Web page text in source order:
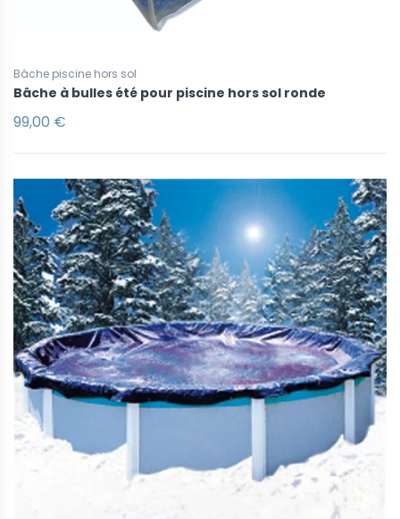
Bâche piscine hors sol
Bâche à bulles été pour piscine hors sol ronde
99,00 €